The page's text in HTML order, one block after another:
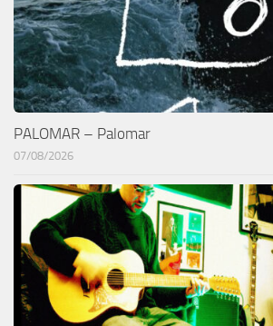
PALOMAR – Palomar
07/08/2026